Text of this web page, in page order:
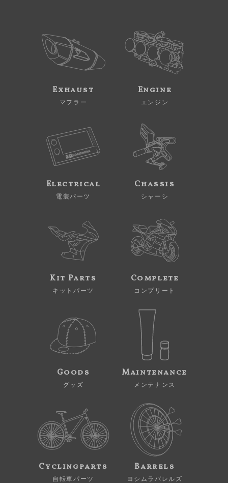
Exhaust
マフラー
Engine
エンジン
Electrical
電装パーツ
Chassis
シャーシ
Kit Parts
キットパーツ
Complete
コンプリート
Goods
グッズ
Maintenance
メンテナンス
Cyclingparts
自転車パーツ
Barrels
ヨシムラバレルズ